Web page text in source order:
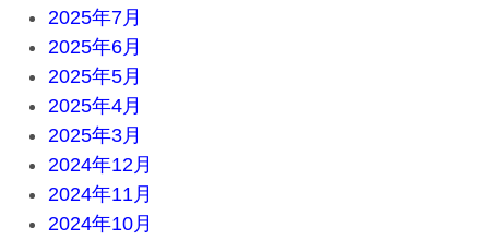
2025年7月
2025年6月
2025年5月
2025年4月
2025年3月
2024年12月
2024年11月
2024年10月